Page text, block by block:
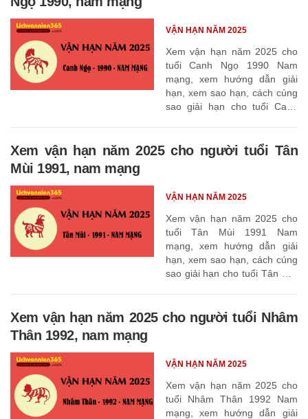
Xem vận hạn năm 2025 cho
tuổi Canh Ngọ 1990 Nam
mạng, xem hướng dẫn giải
hạn, xem sao hạn, cách cúng
sao giải hạn cho tuổi Canh
VẬN HẠN NĂM 2025
Xem vận hạn năm 2025 cho người tuổi Tân
Mùi 1991, nam mạng
Xem vận hạn năm 2025 cho
tuổi Tân Mùi 1991 Nam
mạng, xem hướng dẫn giải
hạn, xem sao hạn, cách cúng
sao giải hạn cho tuổi Tân Mùi
VẬN HẠN NĂM 2025
Xem vận hạn năm 2025 cho người tuổi Nhâm
Thân 1992, nam mạng
Xem vận hạn năm 2025 cho
tuổi Nhâm Thân 1992 Nam
mạng, xem hướng dẫn giải
VẬN HẠN NĂM 2025